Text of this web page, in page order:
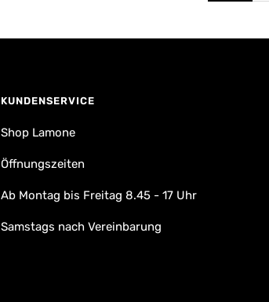
KUNDENSERVICE
Shop Lamone
Öffnungszeiten
Ab Montag bis Freitag 8.45 - 17 Uhr
Samstags nach Vereinbarung